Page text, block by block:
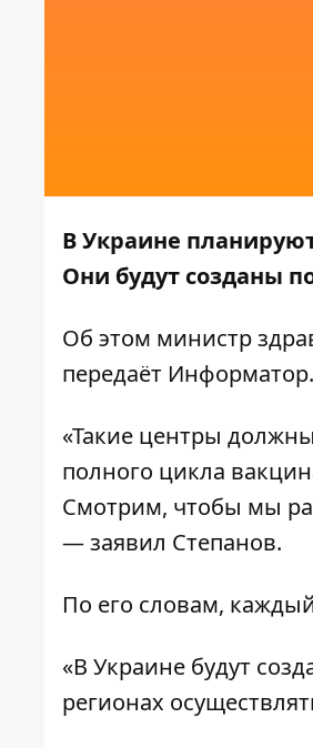
В Украине
Они будут созданы
Об этом министр
передаёт Информатор.
«Такие центры
полного цикла
Смотрим, чтобы мы
— заявил Степанов.
По его словам,
«В Украине будут
регионах